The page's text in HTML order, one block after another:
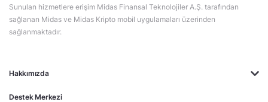
Hakkımızda
Destek Merkezi
Sunulan hizmetlere erişim Midas Finansal Teknolojiler A.Ş. tarafından
sağlanan Midas ve Midas Kripto mobil uygulamaları üzerinden
sağlanmaktadır.